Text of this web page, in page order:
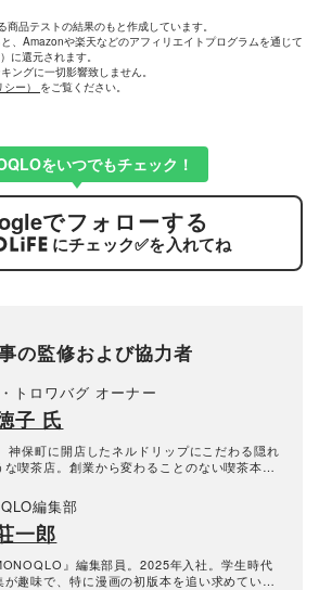
品テストの結果のもと作成しています。
、Amazonや楽天などのアフィリエイトプログラムを通じて
に還元されます。
ングに一切影響致しません。
ー） をご覧ください。
をいつでもチェック！
でフォローする
にチェック✅を入れてね
の監修および協力者
トロワバグ オーナー
子 氏
神保町に開店したネルドリップにこだわる隠れ
な喫茶店。創業から変わることのない喫茶本来
ーヒー豆やコーヒーマシンの比較検証協力を
編集部
一郎
』編集部員。2025年入社。学生時代
が趣味で、特に漫画の初版本を追い求めてい